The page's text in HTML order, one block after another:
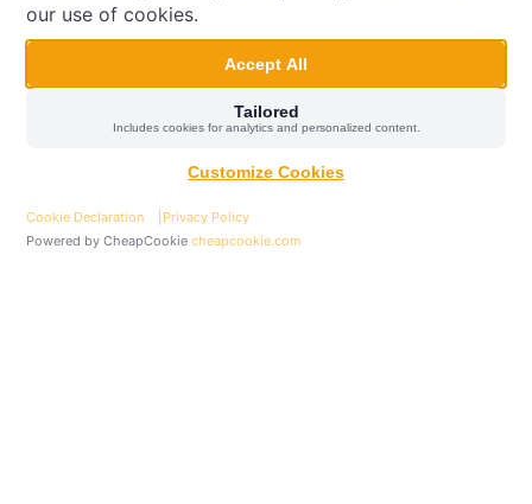
Kontakt
our use of cookies.
Accept All
Tailored
Includes cookies for analytics and personalized content.
Customize Cookies
Cookie Declaration
Privacy Policy
Powered by CheapCookiecheapcookie.com